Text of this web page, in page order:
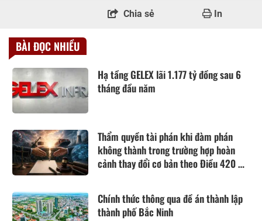
Chia sẻ In
BÀI ĐỌC NHIỀU
Hạ tầng GELEX lãi 1.177 tỷ đồng sau 6
tháng đầu năm
Thẩm quyền tài phán khi đàm phán
không thành trong trường hợp hoàn
cảnh thay đổi cơ bản theo Điều 420 Bộ
Chính thức thông qua đề án thành lập
thành phố Bắc Ninh